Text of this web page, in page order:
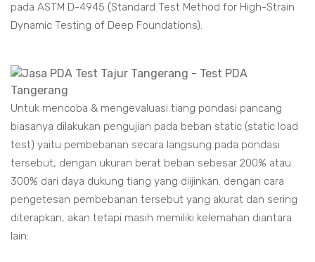
pada ASTM D-4945 (Standard Test Method for High-Strain
Dynamic Testing of Deep Foundations).
Untuk mencoba & mengevaluasi tiang pondasi pancang
biasanya dilakukan pengujian pada beban static (static load
test) yaitu pembebanan secara langsung pada pondasi
tersebut, dengan ukuran berat beban sebesar 200% atau
300% dari daya dukung tiang yang diijinkan. dengan cara
pengetesan pembebanan tersebut yang akurat dan sering
diterapkan, akan tetapi masih memiliki kelemahan diantara
lain: